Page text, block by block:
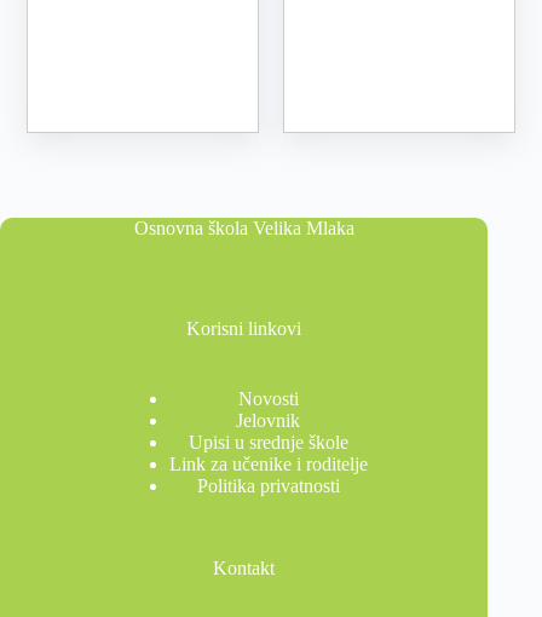
Osnovna škola Velika Mlaka
Korisni linkovi
Novosti
Jelovnik
Upisi u srednje škole
Link za učenike i roditelje
Politika privatnosti
Kontakt